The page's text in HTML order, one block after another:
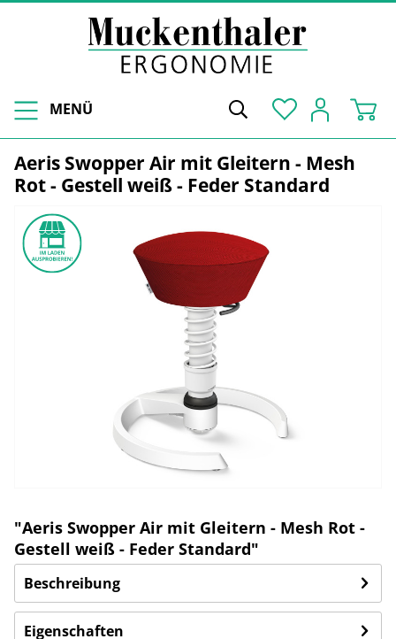
MENÜ
Aeris Swopper Air mit Gleitern - Mesh
Rot - Gestell weiß - Feder Standard
"Aeris Swopper Air mit Gleitern - Mesh Rot -
Gestell weiß - Feder Standard"
Beschreibung
Eigenschaften